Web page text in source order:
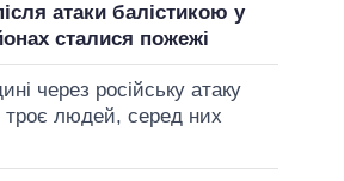
атаки балістикою у
сталися пожежі
через російську атаку
троє людей, серед них